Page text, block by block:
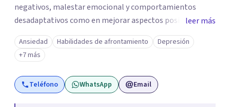
negativos, malestar emocional y comportamientos
desadaptativos como en mejorar aspectos positivos,
habilidades y desarrollo personal. ¡Tus objetivos son los
míos y juntos los alcanzaremos!. Mi objetivo principal es
que consigas el bienestar y equilibrio que buscas, siendo
consciente de que cada persona es diferente y por ello
inicialmente realizaremos una adecuada evaluación para
leer más
Ansiedad Habilidades de afrontamiento
Depresión
+7 más
Teléfono WhatsApp Email